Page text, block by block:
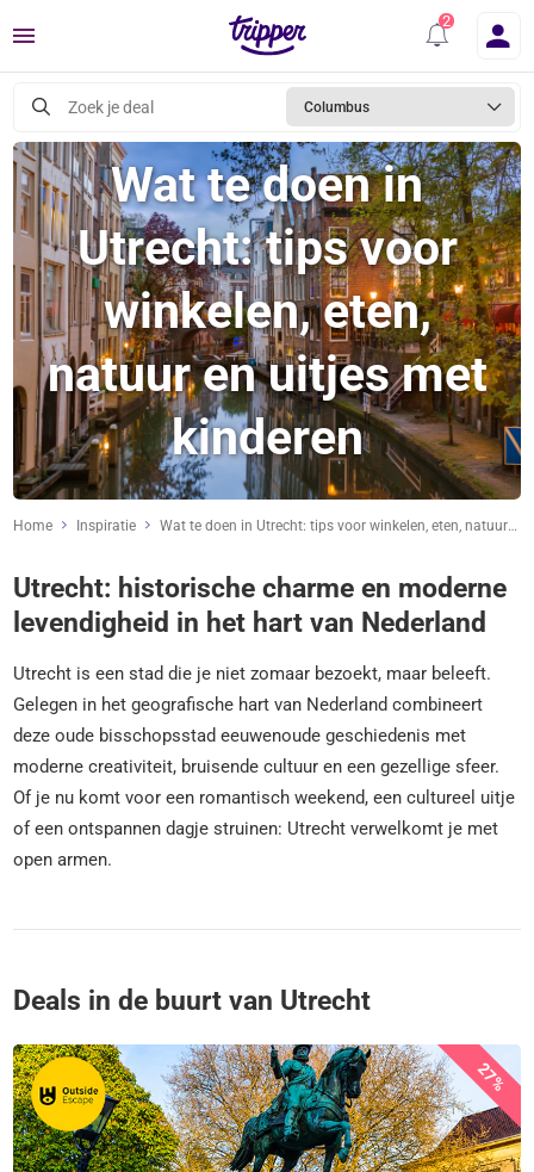
Menu
Zoek je deal Columbus
Wat te doen in
Utrecht: tips voor
winkelen, eten,
natuur en uitjes met
kinderen
Home Inspiratie Wat te doen in Utrecht: tips voor winkelen, eten, natuur en uitjes met kinderen
Utrecht: historische charme en moderne
levendigheid in het hart van Nederland
Utrecht is een stad die je niet zomaar bezoekt, maar beleeft.
Gelegen in het geografische hart van Nederland combineert
deze oude bisschopsstad eeuwenoude geschiedenis met
moderne creativiteit, bruisende cultuur en een gezellige sfeer.
Of je nu komt voor een romantisch weekend, een cultureel uitje
of een ontspannen dagje struinen: Utrecht verwelkomt je met
open armen.
Deals in de buurt van Utrecht
27%